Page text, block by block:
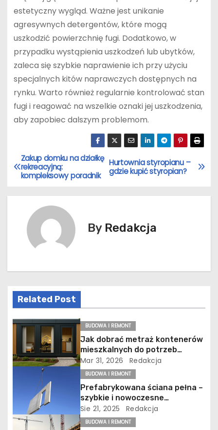
estetyczny wygląd. Ważne jest unikanie
agresywnych detergentów, które mogą
uszkodzić powierzchnię fugi. Dodatkowo, w
przypadku wystąpienia uszkodzeń lub ubytków,
zaleca się szybkie naprawienie ich przy użyciu
specjalnych kitów naprawczych dostępnych na
rynku. Warto również regularnie kontrolować stan
fugi i reagować na wszelkie oznaki jej uszkodzenia,
aby zapobiec dalszym problemom.
N
a
c
j
a
w
p
i
s
Hurtownia styropianu –
gdzie kupić styropian?
Zakup domku na działkę
rekreacyjną:
kompleksowy poradnik
By Redakcja
Related Post
BUDOWA I REMONT
Jak dobrać metraż kontenerów
mieszkalnych do potrzeb
rodziny?
Mar 31, 2026 Redakcja
BUDOWA I REMONT
Prefabrykowana ściana pełna –
szybkie i nowoczesne
rozwiązanie w budownictwie
Sie 21, 2025 Redakcja
BUDOWA I REMONT